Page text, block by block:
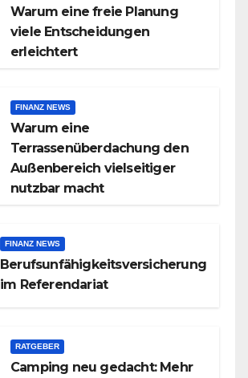
Warum eine freie Planung
viele Entscheidungen
erleichtert
FINANZ NEWS
Warum eine
Terrassenüberdachung den
Außenbereich vielseitiger
nutzbar macht
FINANZ NEWS
Berufsunfähigkeitsversicherung
im Referendariat
RATGEBER
Camping neu gedacht: Mehr